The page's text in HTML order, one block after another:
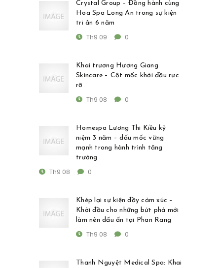
Crystal Group – Đồng hành cùng
Hoa Spa Long An trong sự kiện
tri ân 6 năm
Th9 09 0
Khai trương Hương Giang
Skincare – Cột mốc khởi đầu rực
rỡ
Th9 08 0
Homespa Lương Thi Kiều kỷ
niệm 3 năm – dấu mốc vững
mạnh trong hành trình tăng
trưởng
Th9 08 0
Khép lại sự kiện đầy cảm xúc –
Khởi đầu cho những bứt phá mới
làm nên dấu ấn tại Phan Rang
Th9 08 0
Thanh Nguyệt Medical Spa: Khai